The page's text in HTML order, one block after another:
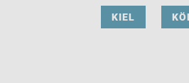
KIEL